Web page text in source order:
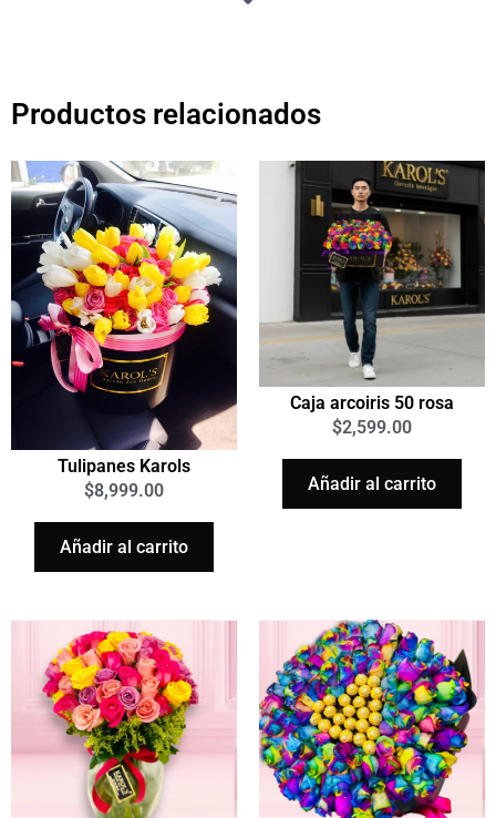
Productos relacionados
Tulipanes Karols
$8,999.00
Añadir al carrito
Caja arcoiris 50 rosa
$2,599.00
Añadir al carrito